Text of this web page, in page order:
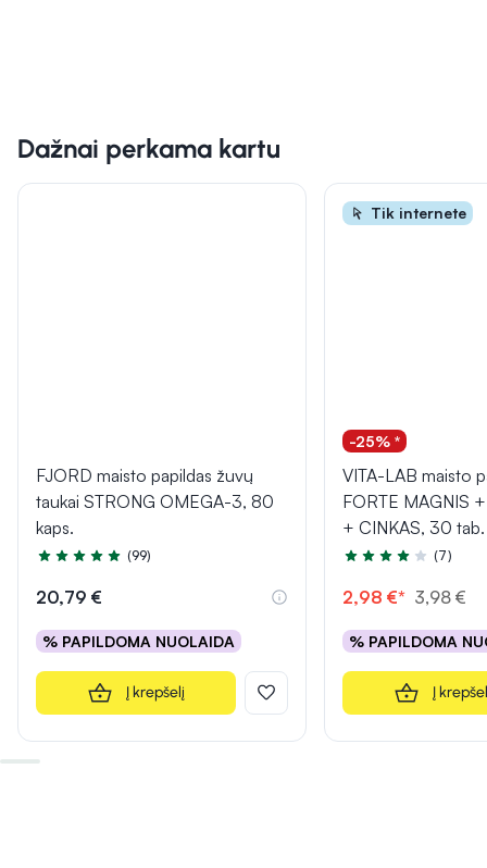
Dažnai perkama kartu
FJORD maisto papildas žuvų
taukai STRONG OMEGA-3, 80
kaps.
Įvertinimas 4.9 iš 5
(99)
20,79 €
% PAPILDOMA NUOLAIDA
Į krepšelį
Tik internete
-25% *
VITA-LAB maisto
FORTE MAGNIS
+ CINKAS, 30 tab.
Įvertinimas 4.4 iš 5
(7)
2,98 €* 3,98 €
% PAPILDOMA
Į